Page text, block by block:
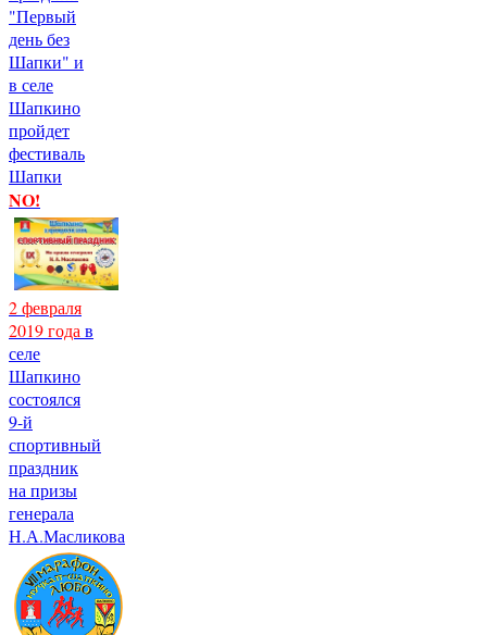
"Первый
день без
Шапки" и
в селе
Шапкино
пройдет
фестиваль
Шапки
NO!
2 февраля
2019 года в
селе
Шапкино
состоялся
9-й
спортивный
праздник
на призы
генерала
Н.А.Масликова